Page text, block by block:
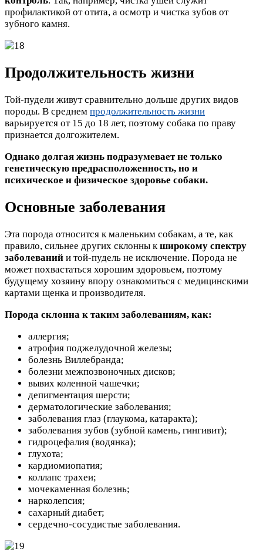
профилактикой от отита, а осмотр и чистка зубов от
зубного камня.
Продолжительность жизни
Той-пудели живут сравнительно дольше других видов
породы. В среднем продолжительность жизни
варьируется от 15 до 18 лет, поэтому собака по праву
признается долгожителем.
Однако долгая жизнь подразумевает не только
генетическую предрасположенность, но и
психическое и физическое здоровье собаки.
Основные заболевания
Эта порода относится к маленьким собакам, а те, как
правило, сильнее других склонны кширокому спектру
заболеваний и той-пудель не исключение. Порода не
может похвастаться хорошим здоровьем, поэтому
будущему хозяину впору ознакомиться с медицинскими
картами щенка и производителя.
Порода склонна к таким заболеваниям, как:
аллергия;
атрофия поджелудочной железы;
болезнь Виллебранда;
болезни межпозвоночных дисков;
вывих коленной чашечки;
депигментация шерсти;
дерматологические заболевания;
заболевания глаз (глаукома, катаракта);
заболевания зубов (зубной камень, гингивит);
гидроцефалия (водянка);
глухота;
кардиомиопатия;
коллапс трахеи;
мочекаменная болезнь;
нарколепсия;
сахарный диабет;
сердечно-сосудистые заболевания.